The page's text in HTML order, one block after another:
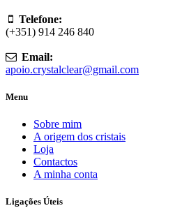
Telefone:
(+351) 914 246 840
Email:
apoio.crystalclear@gmail.com
Menu
Sobre mim
A origem dos cristais
Loja
Contactos
A minha conta
Ligações Úteis